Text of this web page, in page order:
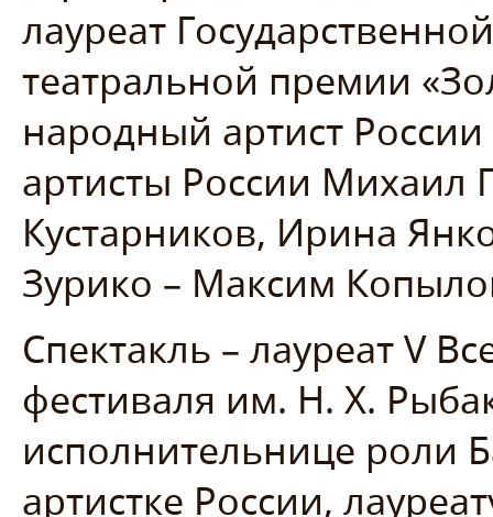
лауреат
театральной премии
народный артист
артисты России Михаил
Кустарников, Ирина
Зурико – Максим
Спектакль – лауреат V
фестиваля им. Н. Х.
исполнительнице роли
артистке России,